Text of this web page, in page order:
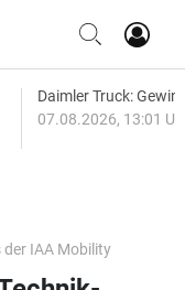
Daimler Truck:
07.08.2026, 13:01
der IAA Mobility